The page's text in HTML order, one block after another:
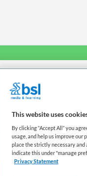
baan in
This website uses
By clicking “Accept All” you
usage, and help us improve our
place the strictly necessary and
indicate this under "manage
Privacy Statement